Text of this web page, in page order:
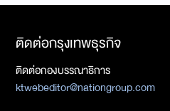
ติดต่อกรุงเทพธุรกิจ
ติดต่อกองบรรณาธิการ
ktwebeditor@nationgroup.com